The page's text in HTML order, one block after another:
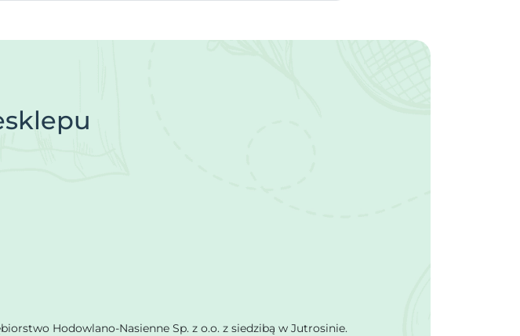
Hodowlano-Nasienne Sp. z o.o. z siedzibą w Jutrosinie.